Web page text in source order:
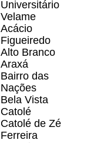
Universitário
Velame
Acácio
Figueiredo
Alto Branco
Araxá
Bairro das
Nações
Bela Vista
Catolé
Catolé de Zé
Ferreira